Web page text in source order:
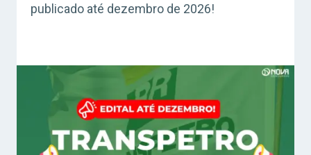
publicado até dezembro de 2026!